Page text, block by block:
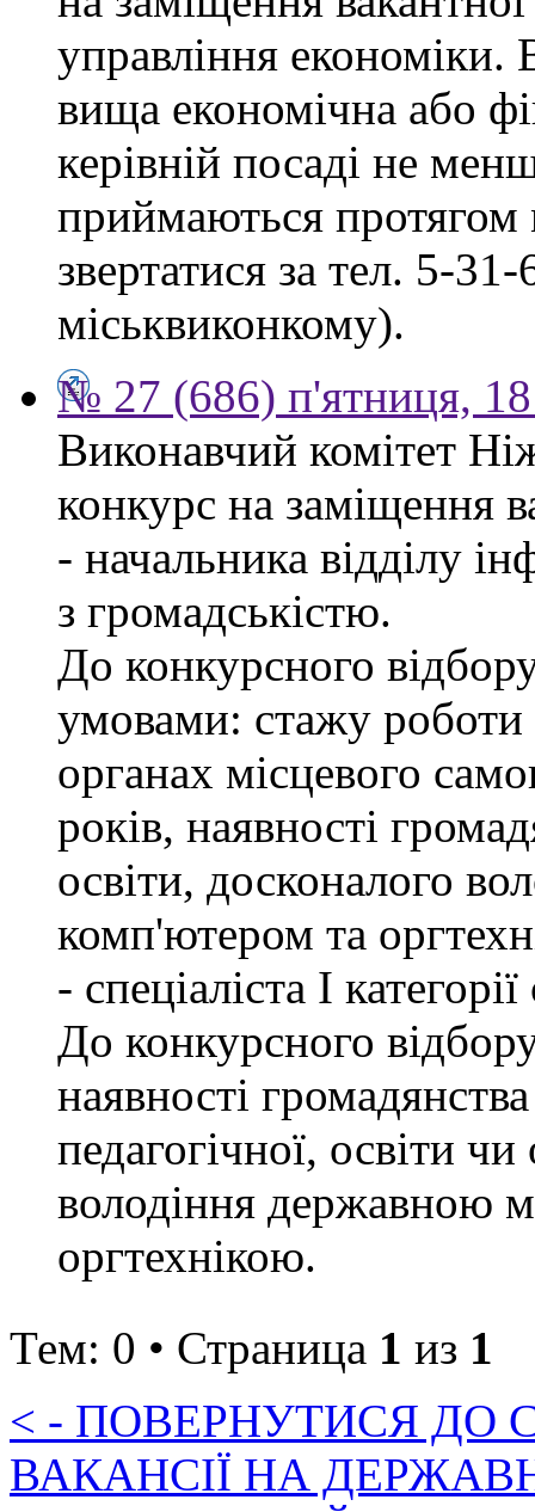
управління економіки.
вища економічна або
керівній посаді не
приймаються протягом
звертатися за тел. 5-
міськвиконкому).
№ 27 (686) п'ятниця,
Виконавчий комітет
конкурс на заміщення
- начальника відділу
з громадськістю.
До конкурсного
умовами: стажу
органах місцевого
років, наявності
освіти, досконалого
комп'ютером та
- спеціаліста І
До конкурсного
наявності
педагогічної, освіти
володіння державною
оргтехнікою.
Тем: 0 • Страница 1 из 1
< - ПОВЕРНУТИСЯ ДО
ВАКАНСІЇ НА